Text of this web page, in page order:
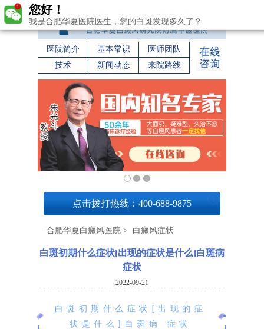
医院简介 基本常识
医师团队
技术
新闻动态 来院路线
点击拨打热线：400-688-9875
合肥华夏白癜风医院 > 白癜风症状
白斑初期什么症状[出现的症状是什么]白斑病
症状
2022-09-21
白斑初期什么症状[出现的症
状是什么]白斑病 症状
您好！
我是合肥华夏医院医生，您的白斑发现多久了？